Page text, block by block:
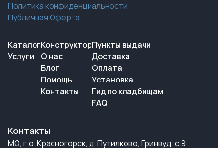
Политика конфиденциальности
Публичная Оферта
Каталог
Услуги
Конструктор
О нас
Блог
Помощь
Контакты
Пункты выдачи
Доставка
Оплата
Установка
Гид по кладбищам
FAQ
Контакты
МО, г.о. Красногорск, д. Путилково, Гринвуд, с.9